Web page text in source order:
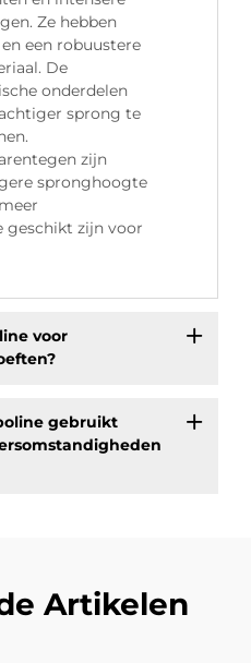
Ze hebben
een robuustere
De
onderdelen
sprong te
zijn
spronghoogte
geschikt zijn voor
voor
gebruikt
Artikelen